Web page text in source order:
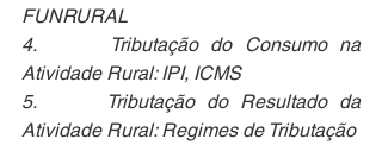
FUNRURAL
4.      Tributação do Consumo na
Atividade Rural: IPI, ICMS
5.      Tributação do Resultado da
Atividade Rural: Regimes de Tributação